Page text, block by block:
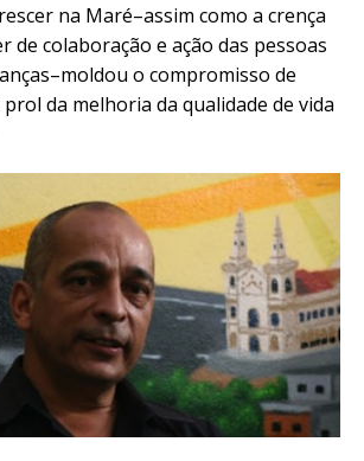
na Maré–assim como a crença
de colaboração e ação das pessoas
o compromisso de
da melhoria da qualidade de vida